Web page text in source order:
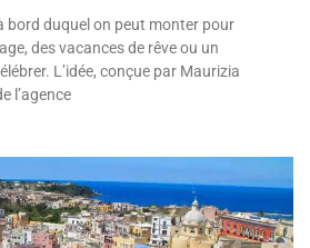
bord duquel on peut monter pour
des vacances de rêve ou un
L’idée, conçue par Maurizia
l’agence